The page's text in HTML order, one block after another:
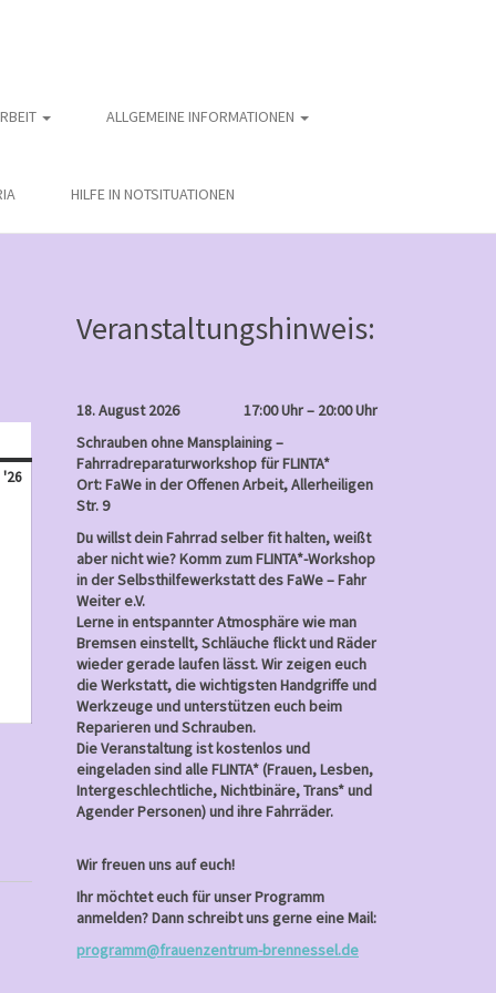
ALLGEMEINE INFORMATIONEN
HILFE IN NOTSITUATIONEN
'26
Veranstaltungshinweis:
18. August 2026
17:00 Uhr – 20:00 Uhr
Schrauben ohne Mansplaining –
Fahrradreparaturworkshop für FLINTA*
Ort: FaWe in der Offenen Arbeit, Allerheiligen
Str. 9
Du willst dein Fahrrad selber fit halten, weißt
aber nicht wie? Komm zum FLINTA*-Workshop
in der Selbsthilfewerkstatt des FaWe – Fahr
Weiter e.V.
Lerne in entspannter Atmosphäre wie man
Bremsen einstellt, Schläuche flickt und Räder
wieder gerade laufen lässt. Wir zeigen euch
die Werkstatt, die wichtigsten Handgriffe und
Werkzeuge und unterstützen euch beim
Reparieren und Schrauben.
Die Veranstaltung ist kostenlos und
eingeladen sind alle FLINTA* (Frauen, Lesben,
Intergeschlechtliche, Nichtbinäre, Trans* und
Agender Personen) und ihre Fahrräder.
Wir freuen uns auf euch!
Ihr möchtet euch für unser Programm
anmelden? Dann schreibt uns gerne eine Mail:
programm@frauenzentrum-brennessel.de